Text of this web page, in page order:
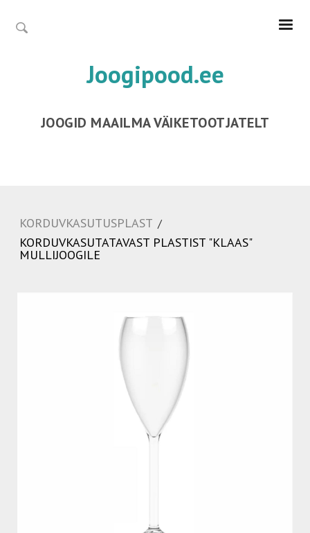
Joogipood.ee
JOOGID MAAILMA VÄIKETOOTJATELT
KORDUVKASUTUSPLAST /
KORDUVKASUTATAVAST PLASTIST "KLAAS"
MULLIJOOGILE